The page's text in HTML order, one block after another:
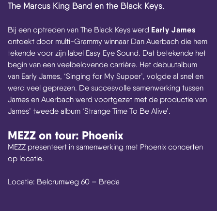
The Marcus King Band en the Black Keys.
Bij een optreden van The Black Keys werd Early James
ontdekt door multi-Grammy winnaar Dan Auerbach die hem
tekende voor zijn label Easy Eye Sound. Dat betekende het
begin van een veelbelovende carrière. Het debuutalbum
van Early James, ‘Singing for My Supper’, volgde al snel en
werd veel geprezen. De succesvolle samenwerking tussen
James en Auerbach werd voortgezet met de productie van
James’ tweede album ‘Strange Time To Be Alive’.
MEZZ on tour: Phoenix
MEZZ presenteert in samenwerking met Phoenix concerten
op locatie.
Locatie: Belcrumweg 60 – Breda